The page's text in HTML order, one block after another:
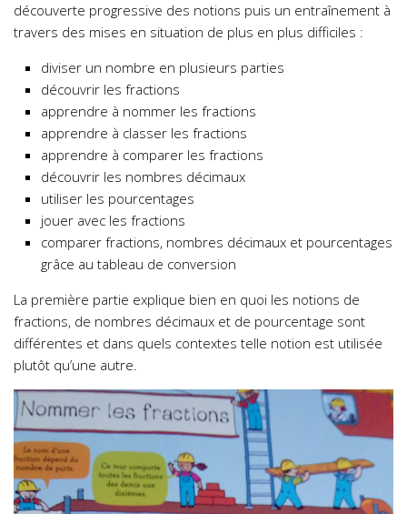
découverte progressive des notions puis un entraînement à
travers des mises en situation de plus en plus difficiles :
diviser un nombre en plusieurs parties
découvrir les fractions
apprendre à nommer les fractions
apprendre à classer les fractions
apprendre à comparer les fractions
découvrir les nombres décimaux
utiliser les pourcentages
jouer avec les fractions
comparer fractions, nombres décimaux et pourcentages
grâce au tableau de conversion
La première partie explique bien en quoi les notions de
fractions, de nombres décimaux et de pourcentage sont
différentes et dans quels contextes telle notion est utilisée
plutôt qu’une autre.